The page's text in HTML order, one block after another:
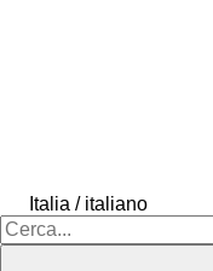
Italia / italiano